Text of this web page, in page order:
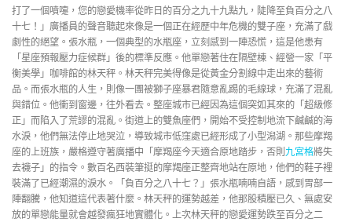
打了一個噴嚏，您的戀愛機率從昨日的百分之九十九點九，陡降至負百分之八
十七！」廣播員的聲音聽起來像是一個正在經歷中年危機的雙子座，充滿了戲
劇性的絕望。張水瓶，一個典型的水瓶座，立刻感到一陣恐慌，這是他患有
「星座預報壓力症候群」後的標準反應。他單戀著住在隔壁棟、經營一家「平
衡美學」咖啡館的林天秤。林天秤完美得像是從黃金分割線中走出來的藝術
品。而張水瓶的人生，則像一團被獅子座暴君隨意亂踢的毛線球，充滿了混亂
與錯位。他衝到窗邊，往外看去。整座城市已經因為這個突如其來的「超級修
正」而陷入了荒謬的混亂。街道上的雙魚座們，開始不受控制地流下鹹鹹的海
水淚，他們無法停止地哭泣，導致城市低窪處已經形成了小型潟湖。那些摩羯
座的上班族，嚴格遵守著廣播中「摩羯座今天適合原地踏步，否則 九宮格將失
去襪子」的指令。數百名西裝筆挺的摩羯座正整齊地站在原地，他們的鞋子裡
裝滿了已經潮濕的淚水。「負百分之八十七？」張水瓶喃喃自語，感到胃部一
陣翻騰，他知道這代表著什麼。林天秤的運勢越差，他那股積壓已久、無處安
放的單戀能量就會越發瘋狂地實體化。上次林天秤的戀愛運勢跌至百分之二